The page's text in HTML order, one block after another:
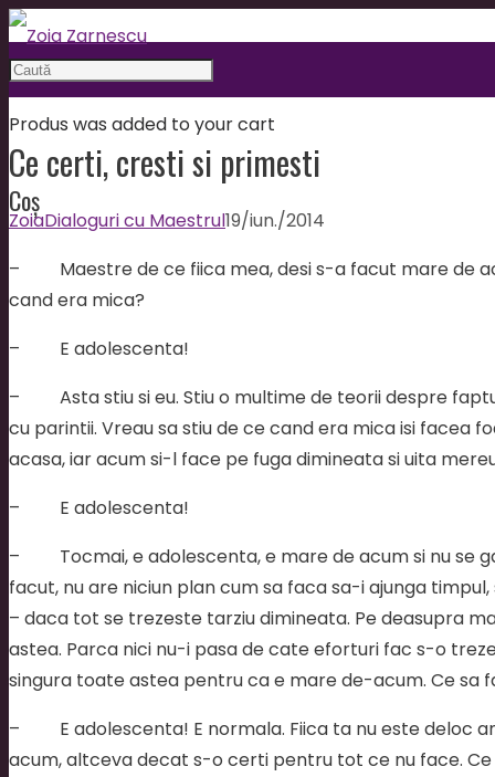
Produs was added to your cart
Coș
Ce certi, cresti si primesti
ZoiaDialoguri cu Maestrul19/iun./2014
– Maestre de ce fiica mea, desi s-a facut mare de
cand era mica?
– E adolescenta!
– Asta stiu si eu. Stiu o multime de teorii despre
cu parintii. Vreau sa stiu de ce cand era mica isi facea
acasa, iar acum si-l face pe fuga dimineata si uita
– E adolescenta!
– Tocmai, e adolescenta, e mare de acum si nu se
facut, nu are niciun plan cum sa faca sa-i ajunga
– daca tot se trezeste tarziu dimineata. Pe deasupra
astea. Parca nici nu-i pasa de cate eforturi fac s-o
singura toate astea pentru ca e mare de-acum. Ce sa
– E adolescenta! E normala. Fiica ta nu este deloc
acum, altceva decat s-o certi pentru tot ce nu face.